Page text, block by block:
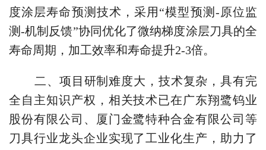
度涂层寿命预测技术，采用“模型预测 -原位监
测-机制反馈”协同优化了微纳梯度涂层刀具的全
寿命周期，加工效率和寿命提升2-3倍。
二、项目研制难度大，技术复杂，具有完
全自主知识产权，相关技术已在广东翔鹭钨业
股份有限公司、厦门金鹭特种合金有限公司等
刀具行业龙头企业实现了工业化生产，助力了